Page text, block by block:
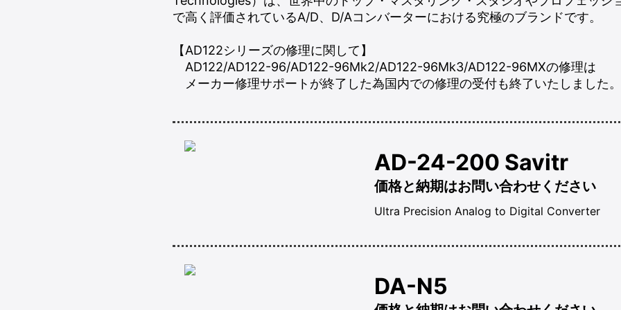
で高く評価されているA/D、D/Aコンバーターにおける究極のブランドです。
【AD122シリーズの修理に関して】
AD122/AD122-96/AD122-96Mk2/AD122-96Mk3/AD122-96MXの修理は
メーカー修理サポートが終了した為国内での修理の受付も終了いたしました。
AD-24-200 Savitr
価格と納期はお問い合わせください
Ultra Precision Analog to Digital Converter
DA-N5